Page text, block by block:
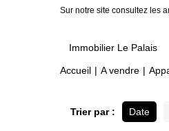
Sur notre site consultez les
Immobilier Le Palais
Accueil A vendre
Trier par : Date